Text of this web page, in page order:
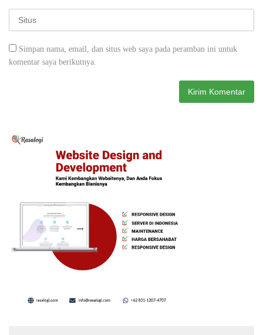
Simpan nama, email, dan situs web saya pada peramban ini untuk
komentar saya berikutnya.